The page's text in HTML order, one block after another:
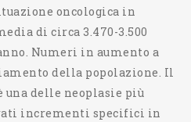
oncologica in
di circa 3.470-3.500
Numeri in aumento a
della popolazione. Il
delle neoplasie più
incrementi specifici in